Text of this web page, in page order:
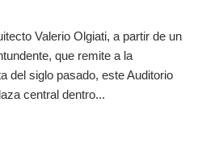
Valerio Olgiati, a partir de un
que remite a la
del siglo pasado, este Auditorio
central dentro...